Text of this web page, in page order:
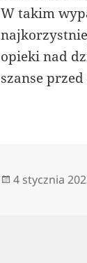
W takim
opieki nad
szanse przed
Data
4 stycznia